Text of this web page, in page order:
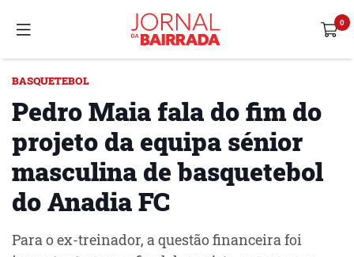
BASQUETEBOL
Pedro Maia fala do fim do
projeto da equipa sénior
masculina de basquetebol
do Anadia FC
Para o ex-treinador, a questão financeira foi